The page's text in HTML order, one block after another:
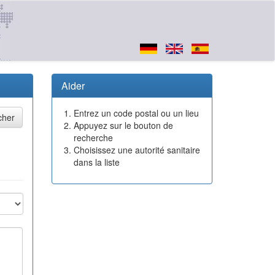
Aider
Entrez un code postal ou un lieu
Appuyez sur le bouton de
recherche
Choisissez une autorité sanitaire
dans la liste